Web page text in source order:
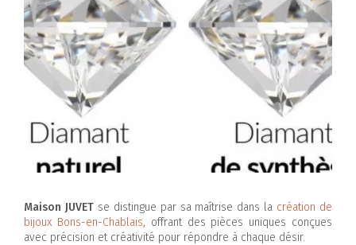
Maison JUVETse distingue par sa maîtrise dans la création de
bijoux Bons-en-Chablais, offrant des pièces uniques conçues
avec précision et créativité pour répondre à chaque désir.